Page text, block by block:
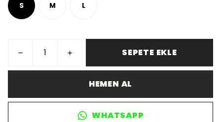
S M L
SEPETE EKLE
HEMEN AL
WHATSAPP